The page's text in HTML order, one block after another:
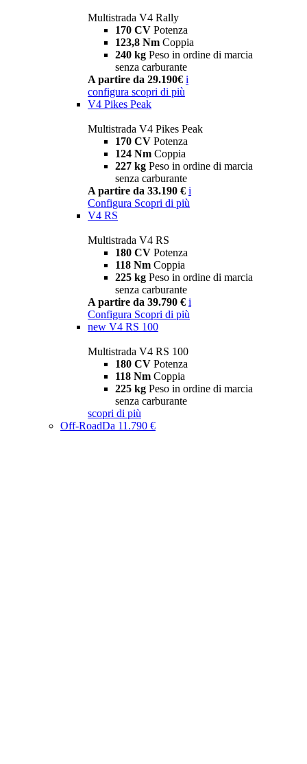
Multistrada V4 Rally
170 CV Potenza
123,8 Nm Coppia
240 kg Peso in ordine di marcia
senza carburante
A partire da 29.190€ i
configura scopri di più
V4 Pikes Peak
Multistrada V4 Pikes Peak
170 CV Potenza
124 Nm Coppia
227 kg Peso in ordine di marcia
senza carburante
A partire da 33.190 € i
Configura Scopri di più
V4 RS
Multistrada V4 RS
180 CV Potenza
118 Nm Coppia
225 kg Peso in ordine di marcia
senza carburante
A partire da 39.790 € i
Configura Scopri di più
new V4 RS 100
Multistrada V4 RS 100
180 CV Potenza
118 Nm Coppia
225 kg Peso in ordine di marcia
senza carburante
scopri di più
Off-RoadDa 11.790 €